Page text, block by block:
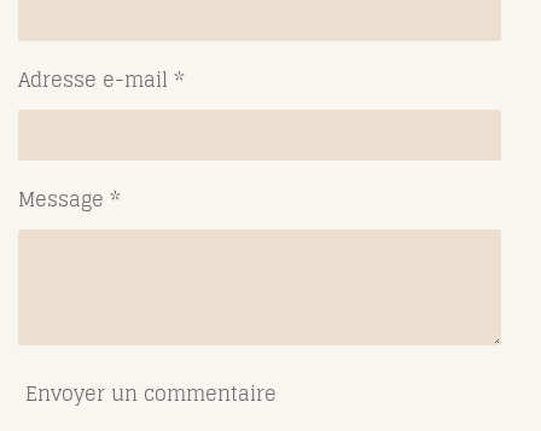
Adresse e-mail *
Message *
Envoyer un commentaire